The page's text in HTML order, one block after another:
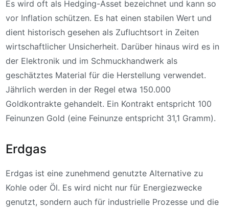
Es wird oft als Hedging-Asset bezeichnet und kann so
vor Inflation schützen. Es hat einen stabilen Wert und
dient historisch gesehen als Zufluchtsort in Zeiten
wirtschaftlicher Unsicherheit. Darüber hinaus wird es in
der Elektronik und im Schmuckhandwerk als
geschätztes Material für die Herstellung verwendet.
Jährlich werden in der Regel etwa 150.000
Goldkontrakte gehandelt. Ein Kontrakt entspricht 100
Feinunzen Gold (eine Feinunze entspricht 31,1 Gramm).
Erdgas
Erdgas ist eine zunehmend genutzte Alternative zu
Kohle oder Öl. Es wird nicht nur für Energiezwecke
genutzt, sondern auch für industrielle Prozesse und die